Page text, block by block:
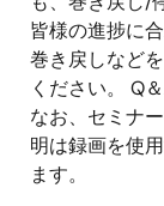
皆様の進捗に
巻き戻しなど
ください。 Q
なお、セミナ
明は録画を使
ます。